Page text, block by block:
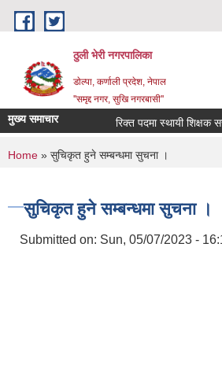
Skip to main content
ठुली भेरी नगरपालिका
डाेल्पा, कर्णाली प्रदेश, नेपाल
''समृद्द नगर, सुखि नगरबासी''
मुख्य समाचार रिक्त पदमा स्थायी शिक्षक
You are here
Home » सुचिकृत हुने सम्बन्धमा सुचना ।
सुचिकृत हुने सम्बन्धमा सुचना ।
Submitted on: Sun, 05/07/2023 -